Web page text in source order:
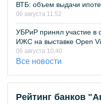
ВТБ: объем выдачи
06 августа 11:52
УБРиР принял участие в
ИЖС на выставке Open
06 августа 10:40
Все новости
Рейтинг банков